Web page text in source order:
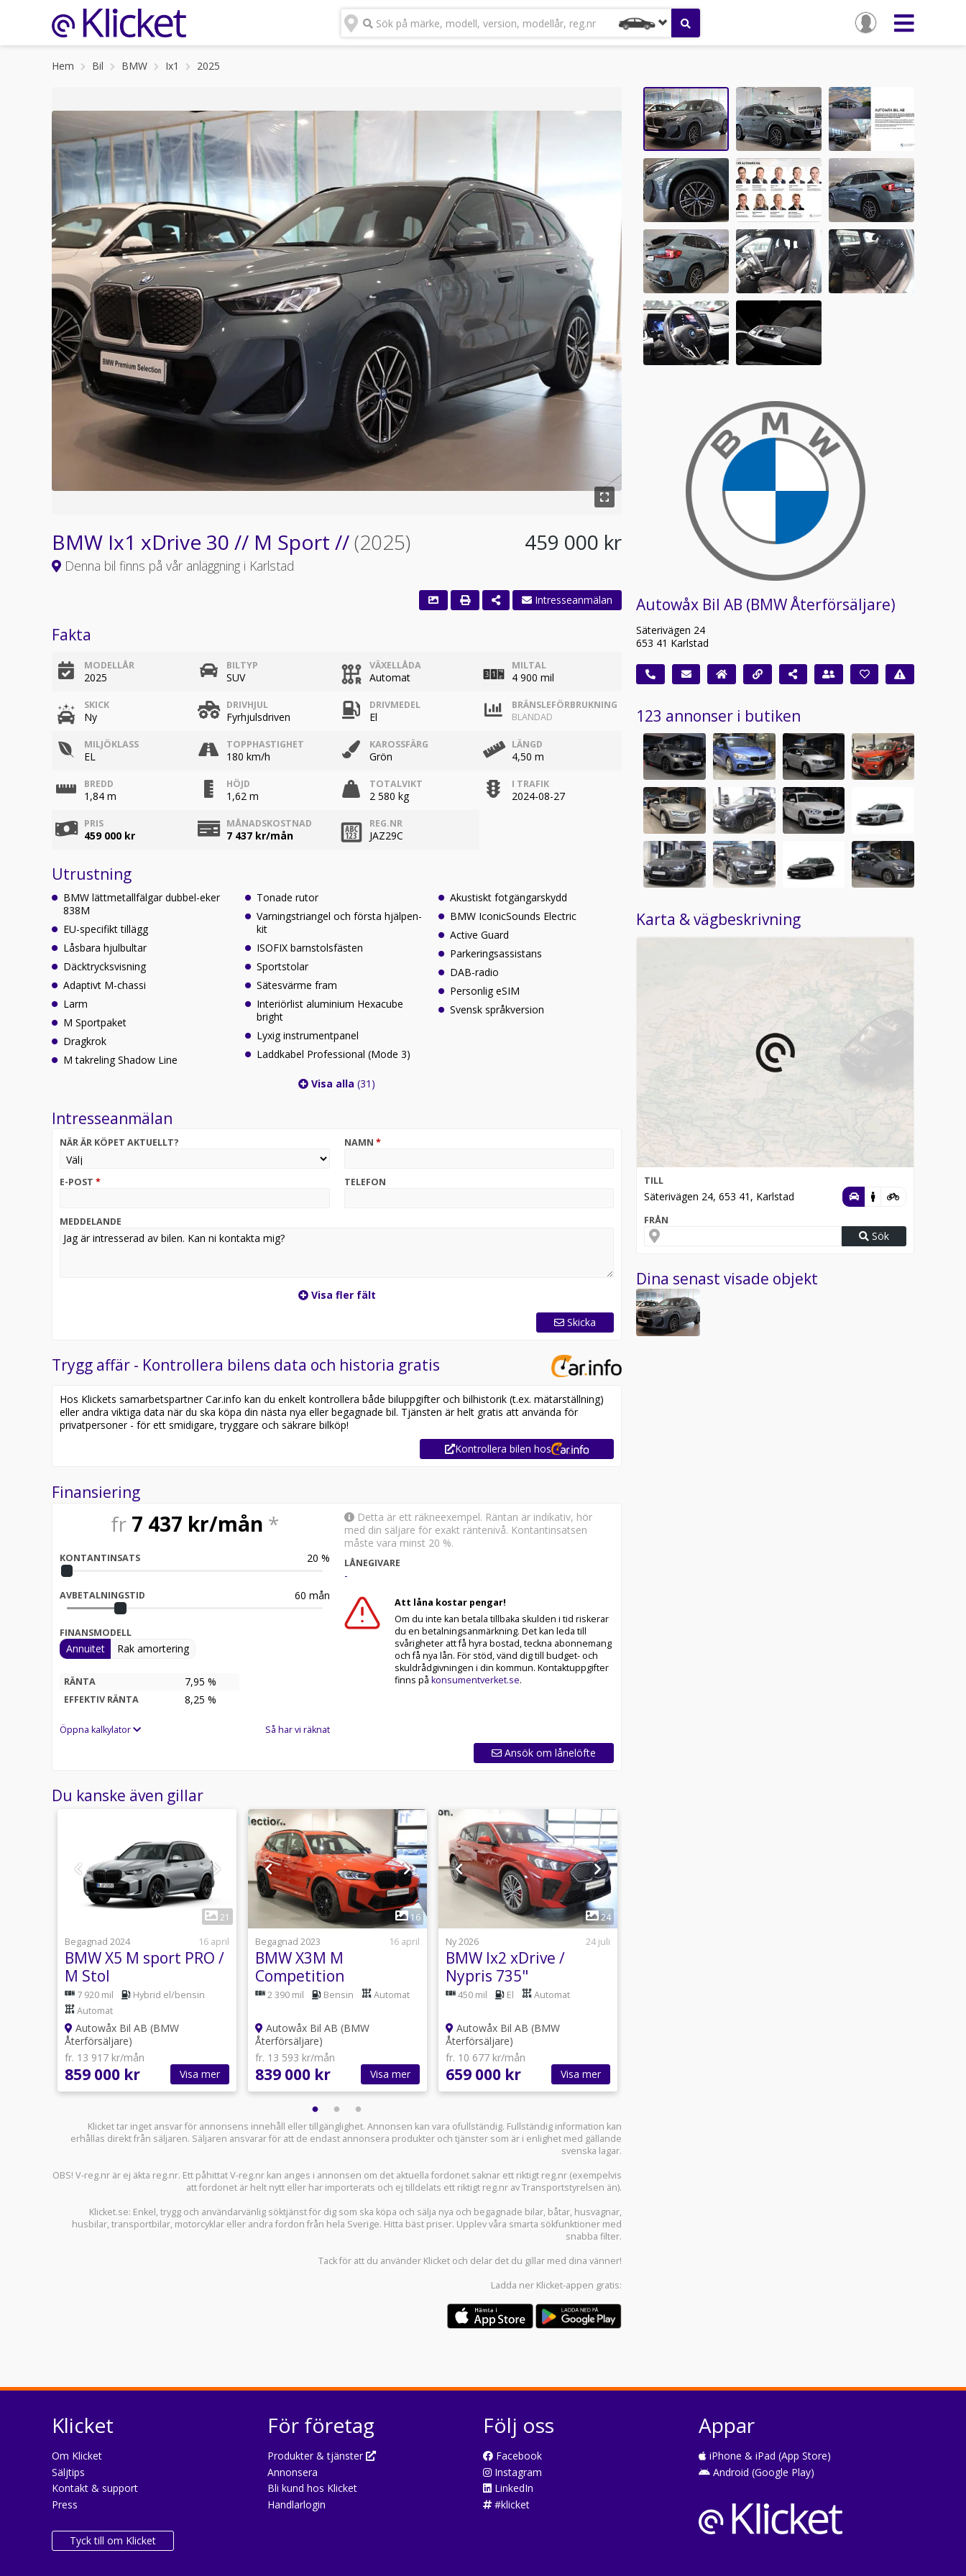
Sök på märke, modell, version, modellår, reg.nr
Hem Bil BMW Ix1 2025
BMW Ix1 xDrive 30 // M Sport //(2025)
Denna bil finns på vår anläggning i Karlstad
459 000 kr
Fakta
MODELLÅR
2025
BILTYP
SUV
VÄXELLÅDA
Automat
MILTAL
4 900 mil
SKICK
Ny
DRIVHJUL
Fyrhjulsdriven
DRIVMEDEL
El
BRÄNSLEFÖRBRUKNING
BLANDAD
MILJÖKLASS
EL
TOPPHASTIGHET
180 km/h
KAROSSFÄRG
Grön
LÄNGD
4,50 m
BREDD
1,84 m
HÖJD
1,62 m
TOTALVIKT
2 580 kg
I TRAFIK
2024-08-27
PRIS
459 000 kr
MÅNADSKOSTNAD
7 437 kr/mån
REG.NR
JAZ29C
Utrustning
BMW lättmetallfälgar dubbel-eker
838M
EU-specifikt tillägg
Låsbara hjulbultar
Däcktrycksvisning
Adaptivt M-chassi
Larm
M Sportpaket
Dragkrok
M takreling Shadow Line
Tonade rutor
Varningstriangel och första hjälpen-
kit
ISOFIX barnstolsfästen
Sportstolar
Sätesvärme fram
Interiörlist aluminium Hexacube
bright
Lyxig instrumentpanel
Laddkabel Professional (Mode 3)
Akustiskt fotgängarskydd
BMW IconicSounds Electric
Active Guard
Parkeringsassistans
DAB-radio
Personlig eSIM
Svensk språkversion
Visa alla(31)
Intresseanmälan
NÄR ÄR KÖPET AKTUELLT? NAMN *
E-POST * TELEFON
MEDDELANDE
Visa fler fält
Skicka
Trygg affär - Kontrollera bilens data och historia gratis
Hos Klickets samarbetspartner Car.info kan du enkelt kontrollera både biluppgifter och bilhistorik (t.ex. mätarställning)
eller andra viktiga data när du ska köpa din nästa nya eller begagnade bil. Tjänsten är helt gratis att använda för
privatpersoner - för ett smidigare, tryggare och säkrare bilköp!
Kontrollera bilen hos
Finansiering
fr 7 437 kr/mån *
KONTANTINSATS 20 %
AVBETALNINGSTID 60 mån
FINANSMODELL
Annuitet Rak amortering
RÄNTA 7,95 %
EFFEKTIV RÄNTA 8,25 %
Öppna kalkylator Så har vi räknat
Detta är ett räkneexempel. Räntan är indikativ, hör
med din säljare för exakt räntenivå. Kontantinsatsen
måste vara minst 20 %.
LÅNEGIVARE
-
Att låna kostar pengar!
Om du inte kan betala tillbaka skulden i tid riskerar
du en betalningsanmärkning. Det kan leda till
svårigheter att få hyra bostad, teckna abonnemang
och få nya lån. För stöd, vänd dig till budget- och
skuldrådgivningen i din kommun. Kontaktuppgifter
finns på konsumentverket.se.
Ansök om lånelöfte
Du kanske även gillar
1
21
Begagnad 2024
16 april
BMW X5 M sport PRO /
M Stol
7 920 mil
Hybrid el/bensin
Automat
Autowåx Bil AB (BMW
Återförsäljare)
fr. 13 917 kr/mån
859 000 kr Visa mer
1
16
Begagnad 2023
16 april
BMW X3M M
Competition
2 390 mil Bensin Automat
Autowåx Bil AB (BMW
Återförsäljare)
fr. 13 593 kr/mån
839 000 kr Visa mer
1
24
Ny 2026
24 juli
BMW Ix2 xDrive /
Nypris 735"
450 mil El Automat
Autowåx Bil AB (BMW
Återförsäljare)
fr. 10 677 kr/mån
659 000 kr Visa mer
Klicket tar inget ansvar för annonsens innehåll eller tillgänglighet. Annonsen kan vara ofullständig. Fullständig information kan
erhållas direkt från säljaren. Säljaren ansvarar för att de endast annonsera produkter och tjänster som är i enlighet med gällande
svenska lagar.
OBS! V-reg.nr är ej äkta reg.nr. Ett påhittat V-reg.nr kan anges i annonsen om det aktuella fordonet saknar ett riktigt reg.nr (exempelvis
att fordonet är helt nytt eller har importerats och ej tilldelats ett riktigt reg.nr av Transportstyrelsen än).
Klicket.se: Enkel, trygg och användarvänlig söktjänst för dig som ska köpa och sälja nya och begagnade bilar, båtar, husvagnar,
husbilar,transportbilar, motorcyklar eller andra fordon från hela Sverige. Hitta bäst priser. Upplev våra smarta sökfunktioner med
snabba filter.
Tack för att du använder Klicket och delar det du gillar med dina vänner!
Ladda ner Klicket-appen gratis:
Autowåx Bil AB (BMW Återförsäljare)
Säterivägen 24
653 41 Karlstad
123 annonser i butiken
Karta & vägbeskrivning
TILL
Säterivägen 24, 653 41, Karlstad
FRÅN
Sök
Dina senast visade objekt
Klicket
Om Klicket
Säljtips
Kontakt & support
Press
Tyck till om Klicket
För företag
Produkter & tjänster
Annonsera
Bli kund hos Klicket
Handlarlogin
Följ oss
Facebook
Instagram
LinkedIn
#klicket
Appar
iPhone & iPad (App Store)
Android (Google Play)